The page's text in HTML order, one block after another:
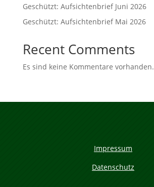
Geschützt: Aufsichtenbrief Juni 2026
Geschützt: Aufsichtenbrief Mai 2026
Recent Comments
Es sind keine Kommentare vorhanden.
Impressum
Datenschutz